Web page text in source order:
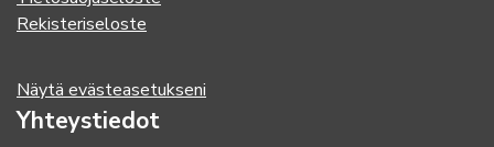
Rekisteriseloste
Näytä evästeasetukseni
Yhteystiedot